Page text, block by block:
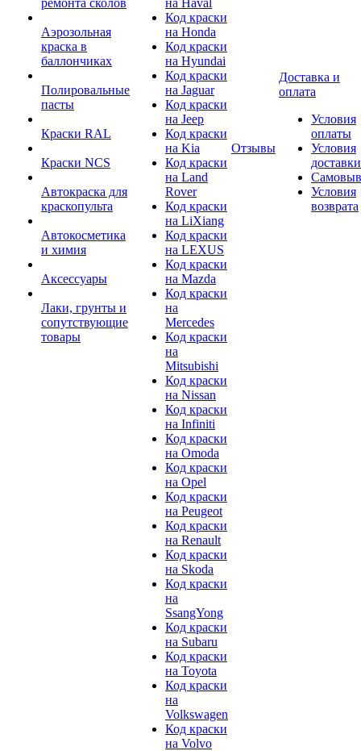
ремонта сколов
Аэрозольная
краска в
баллончиках
Полировальные
пасты
Краски RAL
Краски NCS
Автокраска для
краскопульта
Автокосметика
и химия
Аксессуары
Лаки, грунты и
сопутствующие
товары
на Haval
Код краски
на Honda
Код краски
на Hyundai
Код краски
на Jaguar
Код краски
на Jeep
Код краски
на Kia
Код краски
на Land
Rover
Код краски
на LiXiang
Код краски
на LEXUS
Код краски
на Mazda
Код краски
на
Mercedes
Код краски
на
Mitsubishi
Код краски
на Nissan
Код краски
на Infiniti
Код краски
на Omoda
Код краски
на Opel
Код краски
на Peugeot
Код краски
на Renault
Код краски
на Skoda
Код краски
на
SsangYong
Код краски
на Subaru
Код краски
на Toyota
Код краски
на
Volkswagen
Код краски
на Volvo
Отзывы
Доставка и
оплата
Условия
оплаты
Условия
доставки
Условия
возврата